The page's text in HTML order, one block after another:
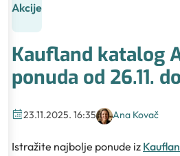
Akcije
Kaufland katalog
ponuda od 26.11.
23.11.2025. 16:35 Ana Kovač
Istražite najbolje ponude iz